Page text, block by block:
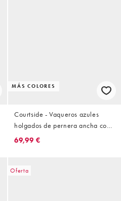
MÁS COLORES
Courtside - Vaqueros azules
holgados de pernera ancha con
bajo sin rematar y diseño
69,99 €
Oferta